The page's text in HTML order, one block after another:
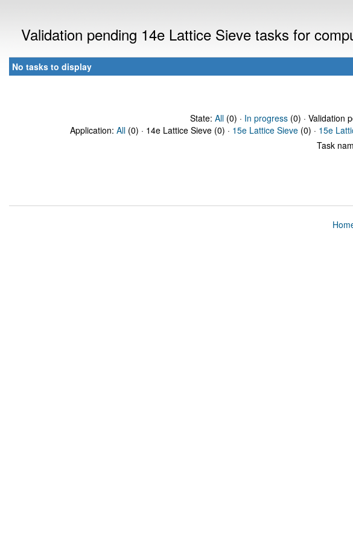
Validation pending 14e Lattice Sieve tasks for
No tasks to display
State: All(0) · In progress(0) · Validation
Application: All (0) · 14e Lattice Sieve (0) · 15e Lattice Sieve (0) · 15e
Task